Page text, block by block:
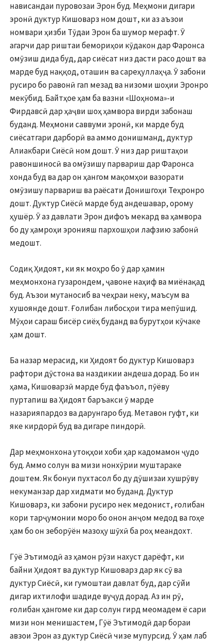
нависандаи пуровозаи Эрон буд. Меҳмони дигари
эронӣ дуктур Кишоварз ном дошт, ки аз аъзои
номвари ҳизби Тӯдаи Эрон ба шумор мерафт. Ӯ
агарчи дар риштаи бемориҳои кӯдакон дар Фаронса
омӯзиш дида буд, дар сиёсат низ дасти расо дошт ва
марде буд наққод, оташин ва сареҳуллаҳҷа. Ӯ забони
русиро бо равонӣ гап мезад ва низоми шоҳии Эронро
мекӯбид. Байтҳое ҳам ба вазни «Шоҳнома»-и
Фирдавсӣ дар ҳаҷви шоҳ ҳамвора вирди забонаш
буданд. Меҳмони саввуми эронӣ, ки марде буд
сиёсатгари дарборӣ ва аммо донишманд, дуктур
Алиакбари Сиёсӣ ном дошт. Ӯ низ дар риштаҳои
равоншиносӣ ва омӯзишу парвариш дар Фаронса
хонда буд ва дар он ҳангом мақомҳои вазорати
омӯзишу парвариш ва раёсати Донишгоҳи Теҳронро
дошт. Дуктур Сиёсӣ марде буд андешавар, орому
ҳушёр. Ӯ аз давлати Эрон дифоъ мекард ва ҳамвора
бо ду ҳамроҳи эронияш пархошҳои лафзию забонӣ
медошт.
Содиқ Ҳидоят, ки як моҳро бо ӯ дар ҳамин
меҳмонхона гузарондем, ҷавоне наҳиф ва миёнақад
буд. Аъзои мутаносиб ва чеҳраи неку, маъсум ва
хушоянде дошт. Ғолибан либосҳои тира мепӯшид.
Мӯҳои сараш бисёр сиёҳ буданд ва бурутҳои кӯчаке
ҳам дошт.
Ба назар мерасид, ки Ҳидоят бо дуктур Кишоварз
рафтори дӯстона ва наздикии андеша дорад. Бо ин
ҳама, Кишоварзӣ марде буд фаъъол, пӯёву
пуртапиш ва Ҳидоят баръакси ӯ марде
назарияпардоз ва дарунгаро буд. Метавон гуфт, ки
яке кирдорӣ буд ва дигаре пиндорӣ.
Дар меҳмонхона утоқҳои хоби ҳар кадомамон ҷудо
буд. Аммо солун ва мизи нонхӯрии муштараке
доштем. Як бонуи пухтасол бо ду дӯшизаи хушрӯву
некуманзар дар хидмати мо буданд. Дуктур
Кишоварз, ки забони русиро нек медонист, ғолибан
кори тарҷумонии моро бо онон анҷом медод ва гоҳе
ҳам бо он зеборӯён мазоҳу шӯхӣ ба роҳ меандохт.
Гӯё Эътимодӣ аз ҳамон рӯзи нахуст дарёфт, ки
байни Ҳидоят ва дуктур Кишоварз дар як сӯ ва
дуктур Сиёсӣ, ки гумоштаи давлат буд, дар сӯйи
дигар ихтилофи шадиде вуҷуд дорад. Аз ин рӯ,
ғолибан ҳангоме ки дар солун гирд меомадем ё сари
мизи нон менишастем, Гӯё Эътимодӣ дар бораи
авзои Эрон аз дуктур Сиёсӣ чизе мупурсид. Ӯ ҳам лаб